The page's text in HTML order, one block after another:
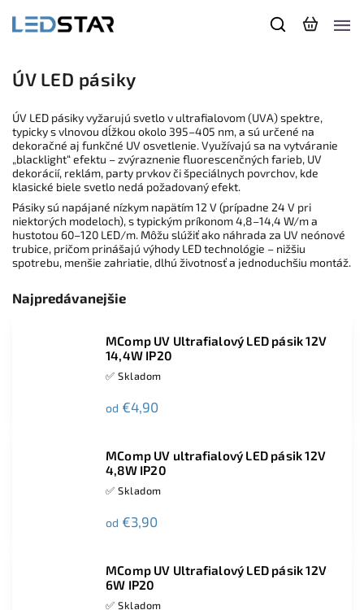
ÚV LED pásiky
ÚV LED pásiky vyžarujú svetlo v ultrafialovom (UVA) spektre,
typicky s vlnovou dĺžkou okolo 395–405 nm, a sú určené na
dekoračné aj funkčné UV osvetlenie. Využívajú sa na vytváranie
„blacklight“ efektu – zvýraznenie fluorescenčných farieb, UV
dekorácií, reklám, party prvkov či špeciálnych povrchov, kde
klasické biele svetlo nedá požadovaný efekt.
Pásiky sú napájané nízkym napätím 12 V (prípadne 24 V pri
niektorých modeloch), s typickým príkonom 4,8–14,4 W/m a
hustotou 60–120 LED/m. Môžu slúžiť ako náhrada za UV neónové
trubice, pričom prinášajú výhody LED technológie – nižšiu
spotrebu, menšie zahriatie, dlhú životnosť a jednoduchšiu montáž.
Najpredávanejšie
MComp UV Ultrafialový LED pásik 12V
14,4W IP20
✅ Skladom
od €4,90
MComp UV ultrafialový LED pásik 12V
4,8W IP20
✅ Skladom
od €3,90
MComp UV Ultrafialový LED pásik 12V
6W IP20
✅ Skladom